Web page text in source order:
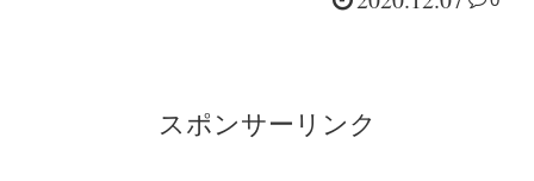
スポンサーリンク